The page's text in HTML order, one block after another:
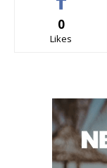
0
Likes